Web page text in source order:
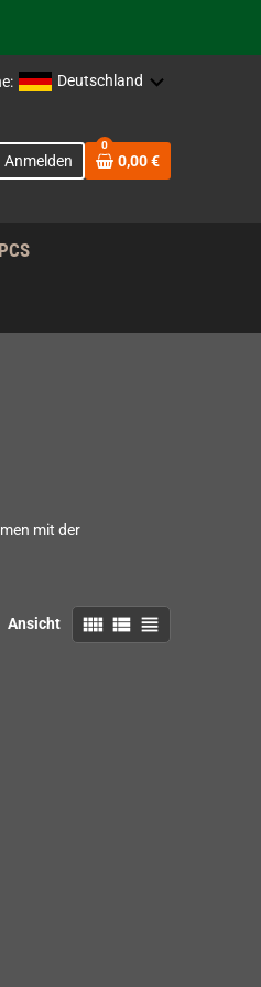
Deutschland
Anmelden
0
0,00 €
mit der
Ansicht view_comfy view_list view_headline